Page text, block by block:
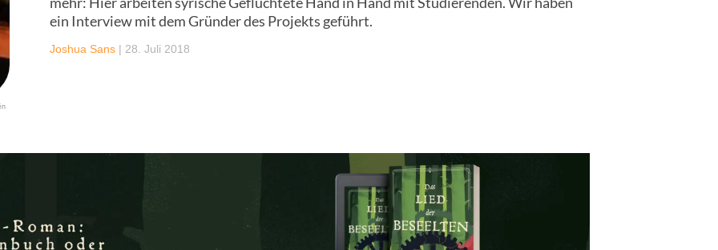
ein Interview mit dem Gründer des Projekts geführt.
Joshua Sans | 28. Juli 2018